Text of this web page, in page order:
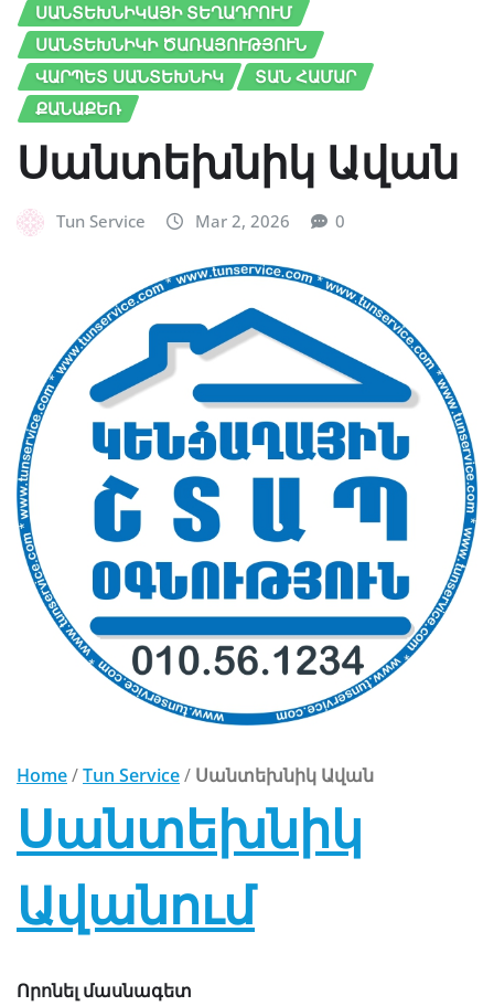
ՍԱՆՏԵԽՆԻԿԱՅԻ ՏԵՂԱԴՐՈՒՄ
ՍԱՆՏԵԽՆԻԿԻ ԾԱՌԱՅՈՒԹՅՈՒՆ
ՎԱՐՊԵՏ ՍԱՆՏԵԽՆԻԿ
ՏԱՆ ՀԱՄԱՐ
ՔԱՆԱՔԵՌ
Սանտեխնիկ Ավան
Tun Service Mar 2, 2026 0
Home/Tun Service/ Սանտեխնիկ Ավան
Սանտեխնիկ
Ավանում
Որոնել մասնագետ